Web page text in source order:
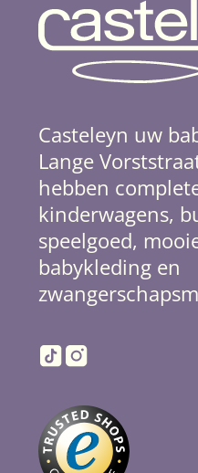
Casteleyn uw
Lange
hebben
kinderwagens,
speelgoed,
babykleding en
TikTokInstagram